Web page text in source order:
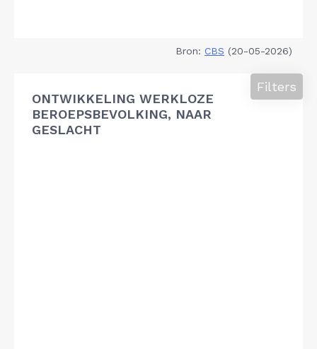
Bron: CBS (20-05-2026)
ONTWIKKELING WERKLOZE
BEROEPSBEVOLKING, NAAR
GESLACHT
Filters